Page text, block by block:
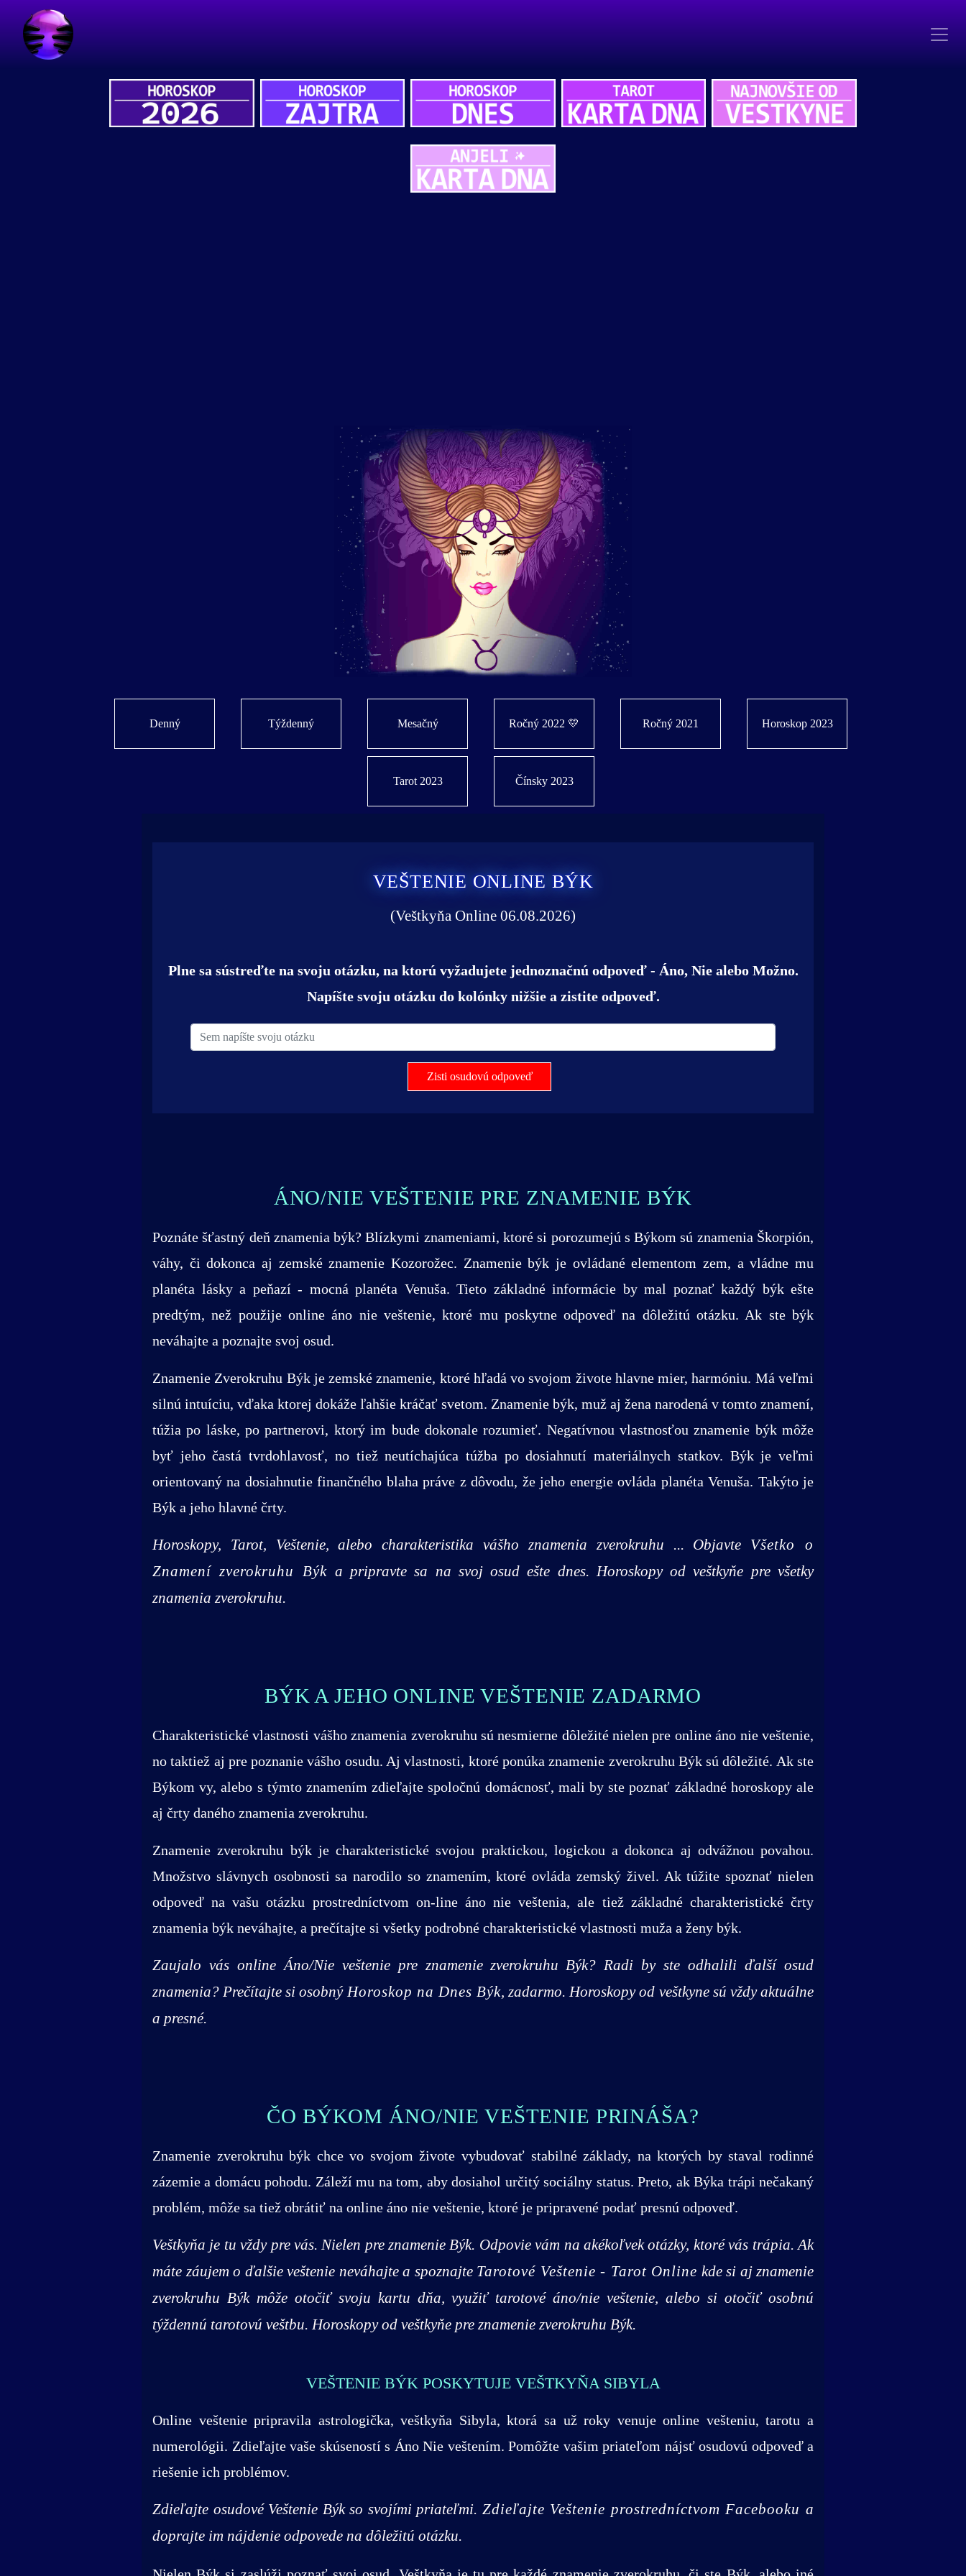
Denný Týždenný Mesačný Ročný 2022 💛 Ročný 2021 Horoskop 2023
Tarot 2023 Čínsky 2023
VEŠTENIE ONLINE BÝK
(Veštkyňa Online 06.08.2026)
Plne sa sústreďte na svoju otázku, na ktorú vyžadujete jednoznačnú odpoveď - Áno, Nie alebo Možno.
Napíšte svoju otázku do kolónky nižšie a zistite odpoveď.
Zisti osudovú odpoveď
ÁNO/NIE VEŠTENIE PRE ZNAMENIE BÝK
Poznáte šťastný deň znamenia býk? Blízkymi znameniami, ktoré si porozumejú s Býkom sú znamenia Škorpión,
váhy, či dokonca aj zemské znamenie Kozorožec. Znamenie býk je ovládané elementom zem, a vládne mu
planéta lásky a peňazí - mocná planéta Venuša. Tieto základné informácie by mal poznať každý býk ešte
predtým, než použije online áno nie veštenie, ktoré mu poskytne odpoveď na dôležitú otázku. Ak ste býk
neváhajte a poznajte svoj osud.
Znamenie Zverokruhu Býk je zemské znamenie, ktoré hľadá vo svojom živote hlavne mier, harmóniu. Má veľmi
silnú intuíciu, vďaka ktorej dokáže ľahšie kráčať svetom. Znamenie býk, muž aj žena narodená v tomto znamení,
túžia po láske, po partnerovi, ktorý im bude dokonale rozumieť. Negatívnou vlastnosťou znamenie býk môže
byť jeho častá tvrdohlavosť, no tiež neutíchajúca túžba po dosiahnutí materiálnych statkov. Býk je veľmi
orientovaný na dosiahnutie finančného blaha práve z dôvodu, že jeho energie ovláda planéta Venuša. Takýto je
Býk a jeho hlavné črty.
Horoskopy, Tarot, Veštenie, alebo charakteristika vášho znamenia zverokruhu ... Objavte Všetko o
Znamení zverokruhu Býk a pripravte sa na svoj osud ešte dnes. Horoskopy od veštkyňe pre všetky
znamenia zverokruhu.
BÝK A JEHO ONLINE VEŠTENIE ZADARMO
Charakteristické vlastnosti vášho znamenia zverokruhu sú nesmierne dôležité nielen pre online áno nie veštenie,
no taktiež aj pre poznanie vášho osudu. Aj vlastnosti, ktoré ponúka znamenie zverokruhu Býk sú dôležité. Ak ste
Býkom vy, alebo s týmto znamením zdieľajte spoločnú domácnosť, mali by ste poznať základné horoskopy ale
aj črty daného znamenia zverokruhu.
Znamenie zverokruhu býk je charakteristické svojou praktickou, logickou a dokonca aj odvážnou povahou.
Množstvo slávnych osobnosti sa narodilo so znamením, ktoré ovláda zemský živel. Ak túžite spoznať nielen
odpoveď na vašu otázku prostredníctvom on-line áno nie veštenia, ale tiež základné charakteristické črty
znamenia býk neváhajte, a prečítajte si všetky podrobné charakteristické vlastnosti muža a ženy býk.
Zaujalo vás online Áno/Nie veštenie pre znamenie zverokruhu Býk? Radi by ste odhalili ďalší osud
znamenia? Prečítajte si osobnýHoroskop na Dnes Býk, zadarmo. Horoskopy od veštkyne sú vždy aktuálne
a presné.
ČO BÝKOM ÁNO/NIE VEŠTENIE PRINÁŠA?
Znamenie zverokruhu býk chce vo svojom živote vybudovať stabilné základy, na ktorých by staval rodinné
zázemie a domácu pohodu. Záleží mu na tom, aby dosiahol určitý sociálny status. Preto, ak Býka trápi nečakaný
problém, môže sa tiež obrátiť na online áno nie veštenie, ktoré je pripravené podať presnú odpoveď.
Veštkyňa je tu vždy pre vás. Nielen pre znamenie Býk. Odpovie vám na akékoľvek otázky, ktoré vás trápia. Ak
máte záujem o ďalšie veštenie neváhajte a spoznajte Tarotové Veštenie - Tarot Online kde si aj znamenie
zverokruhu Býk môže otočiť svoju kartu dňa, využiť tarotové áno/nie veštenie, alebo si otočiť osobnú
týždennú tarotovú veštbu. Horoskopy od veštkyňe pre znamenie zverokruhu Býk.
VEŠTENIE BÝK POSKYTUJE VEŠTKYŇA SIBYLA
Online veštenie pripravila astrologička, veštkyňa Sibyla, ktorá sa už roky venuje online vešteniu, tarotu a
numerológii. Zdieľajte vaše skúseností s Áno Nie veštením. Pomôžte vašim priateľom nájsť osudovú odpoveď a
riešenie ich problémov.
Zdieľajte osudové Veštenie Býk so svojími priateľmi. Zdieľajte Veštenie prostredníctvom Facebookua
doprajte im nájdenie odpovede na dôležitú otázku.